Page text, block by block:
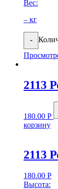
Вес:
– кг
-
2113
180.00 Р
корзину
2113
180.00 Р
Высота: